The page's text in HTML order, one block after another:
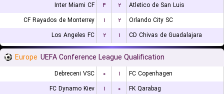
Inter Miami CF
۴ ۲
Atletico de San Luis
CF Rayados de Monterrey
۱ ۲
Orlando City SC
Los Angeles FC
۲ ۱ CD Chivas de Guadalajara
Europe UEFA Conference League Qualification
Debreceni VSC ۰ ۱
FC Copenhagen
FC Dynamo Kiev
۱ ۰
FK Qarabag